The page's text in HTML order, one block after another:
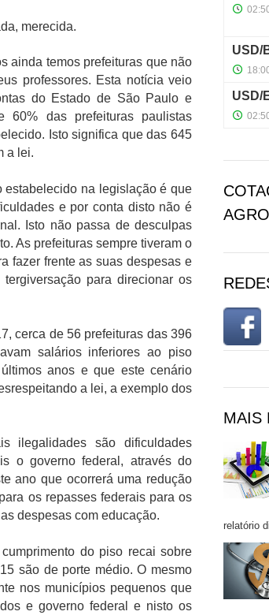
merecida.
ainda temos prefeituras que não
professores. Esta notícia veio
do Estado de São Paulo e
60% das prefeituras paulistas
Isto significa que das 645
a lei.
estabelecido na legislação é que
e por conta disto não é
Isto não passa de desculpas
As prefeituras sempre tiveram o
fazer frente as suas despesas e
para direcionar os
cerca de 56 prefeituras das 396
salários inferiores ao piso
anos e que este cenário
a lei, a exemplo dos
ilegalidades são dificuldades
o governo federal, através do
ano que ocorrerá uma redução
os repasses federais para os
despesas com educação.
do piso recai sobre
são de porte médio. O mesmo
nos municípios pequenos que
e governo federal e nisto os
MAIS
relatório